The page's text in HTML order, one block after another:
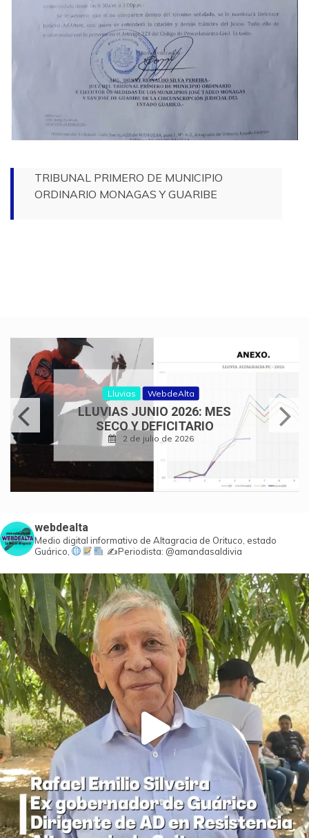
TRIBUNAL PRIMERO DE MUNICIPIO
ORDINARIO MONAGAS Y GUARIBE
Lluvias WebdeAlta
LLUVIAS JUNIO 2026: MES
SECO Y DEFICITARIO
2 de julio de 2026
webdealta
Medio digital informativo de Altagracia de Orituco, estado
Guárico,
✍️Periodista: @amandasaldivia